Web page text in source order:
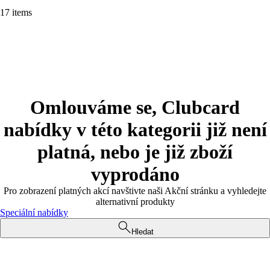
17 items
Omlouváme se, Clubcard
nabídky v této kategorii již není
platná, nebo je již zboží
vyprodáno
Pro zobrazení platných akcí navštivte naši Akční stránku a vyhledejte
alternativní produkty
Speciální nabídky
Hledat